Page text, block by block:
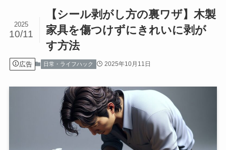
【シール剥がし方の裏ワザ】木製
家具を傷つけずにきれいに剥が
す方法
2025
10/11
広告 日常・ライフハック 2025年10月11日